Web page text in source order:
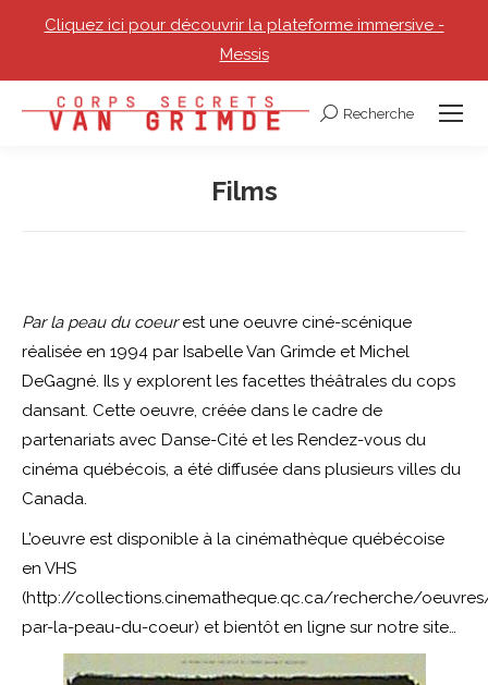
Cliquez ici pour découvrir la plateforme immersive -
Messis
Recherche
Recherche
Films
Par la peau du coeurest une oeuvre ciné-scénique
réalisée en 1994 par Isabelle Van Grimde et Michel
DeGagné. Ils y explorent les facettes théâtrales du cops
dansant. Cette oeuvre, créée dans le cadre de
partenariats avec Danse-Cité et les Rendez-vous du
cinéma québécois, a été diffusée dans plusieurs villes du
Canada.
L’oeuvre est disponible à la cinémathèque québécoise
en VHS
(http://collections.cinematheque.qc.ca/recherche/
par-la-peau-du-coeur) et bientôt en ligne sur notre site…